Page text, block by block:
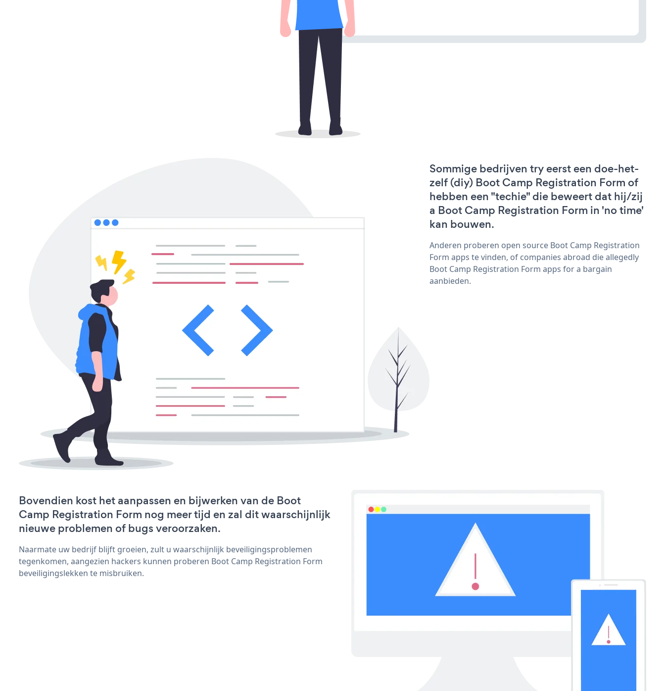
Sommige bedrijven try eerst een doe-het-
zelf (diy) Boot Camp Registration Form of
hebben een "techie" die beweert dat hij/zij
a Boot Camp Registration Form in 'no time'
kan bouwen.
Anderen proberen open source Boot Camp Registration
Form apps te vinden, of companies abroad die allegedly
Boot Camp Registration Form apps for a bargain
aanbieden.
Bovendien kost het aanpassen en bijwerken van de Boot
Camp Registration Form nog meer tijd en zal dit waarschijnlijk
nieuwe problemen of bugs veroorzaken.
Naarmate uw bedrijf blijft groeien, zult u waarschijnlijk beveiligingsproblemen
tegenkomen, aangezien hackers kunnen proberen Boot Camp Registration Form
beveiligingslekken te misbruiken.